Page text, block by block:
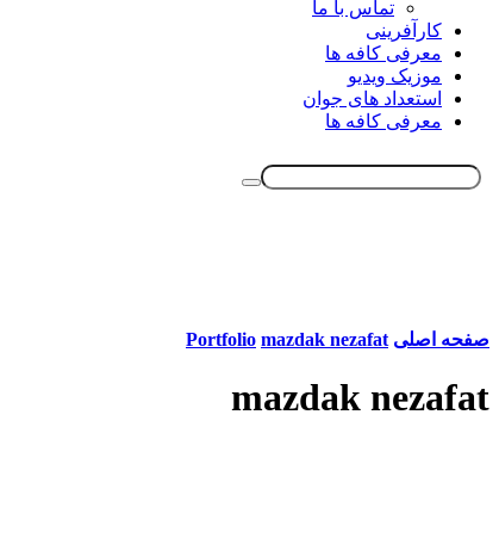
تماس با ما
کارآفرینی
معرفی کافه ها
موزیک ویدیو
استعداد های جوان
معرفی کافه ها
صفحه اصلی Portfolio mazdak nezafat
mazdak nezafat